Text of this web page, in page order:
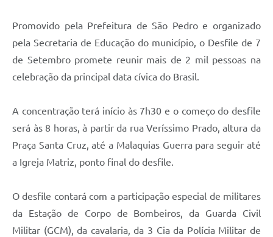
Promovido pela Prefeitura de São Pedro e organizado
pela Secretaria de Educação do município, o Desfile de 7
de Setembro promete reunir mais de 2 mil pessoas na
celebração da principal data cívica do Brasil.
A concentração terá início às 7h30 e o começo do desfile
será às 8 horas, à partir da rua Veríssimo Prado, altura da
Praça Santa Cruz, até a Malaquias Guerra para seguir até
a Igreja Matriz, ponto final do desfile.
O desfile contará com a participação especial de militares
da Estação de Corpo de Bombeiros, da Guarda Civil
Militar (GCM), da cavalaria, da 3 Cia da Polícia Militar de